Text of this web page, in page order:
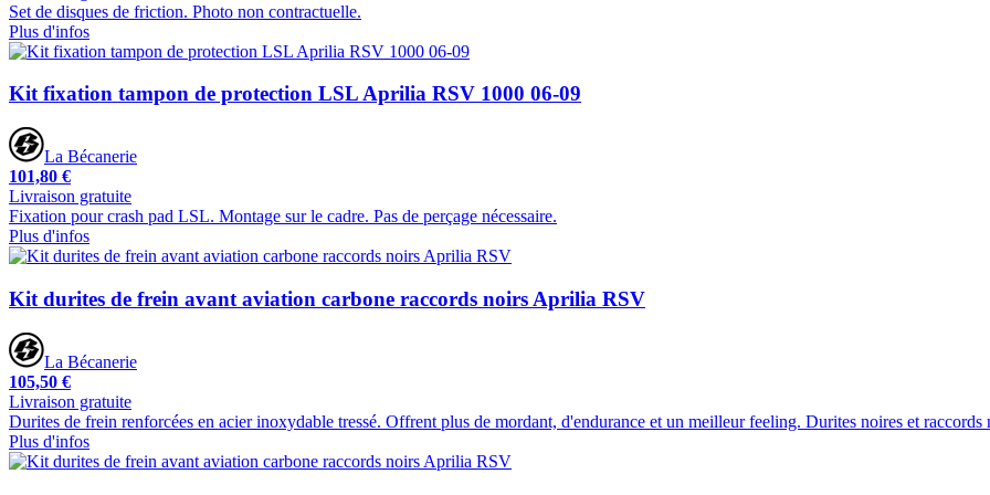
Set de disques de friction. Photo non contractuelle.
Plus d'infos
Kit fixation tampon de protection LSL Aprilia RSV 1000 06-09
La Bécanerie
101,80 €
Livraison gratuite
Fixation pour crash pad LSL. Montage sur le cadre. Pas de perçage nécessaire.
Plus d'infos
Kit durites de frein avant aviation carbone raccords noirs Aprilia RSV
La Bécanerie
105,50 €
Livraison gratuite
Durites de frein renforcées en acier inoxydable tressé. Offrent plus de mordant, d'endurance et un meilleur feeling. Durites noires et raccords
Plus d'infos